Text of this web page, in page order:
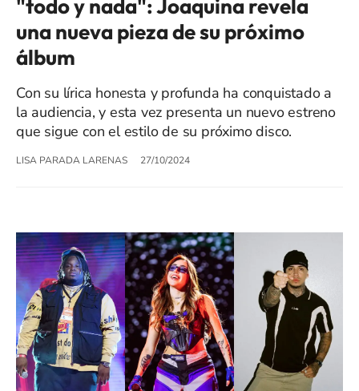
"todo y nada": Joaquina revela
una nueva pieza de su próximo
álbum
Con su lírica honesta y profunda ha conquistado a
la audiencia, y esta vez presenta un nuevo estreno
que sigue con el estilo de su próximo disco.
LISA PARADA LARENAS 27/10/2024